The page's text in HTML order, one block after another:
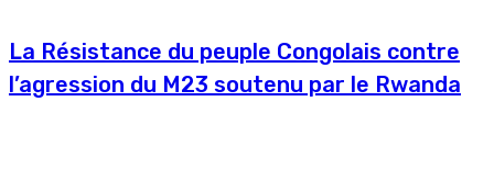
La Résistance du peuple Congolais contre
l’agression du M23 soutenu par le Rwanda